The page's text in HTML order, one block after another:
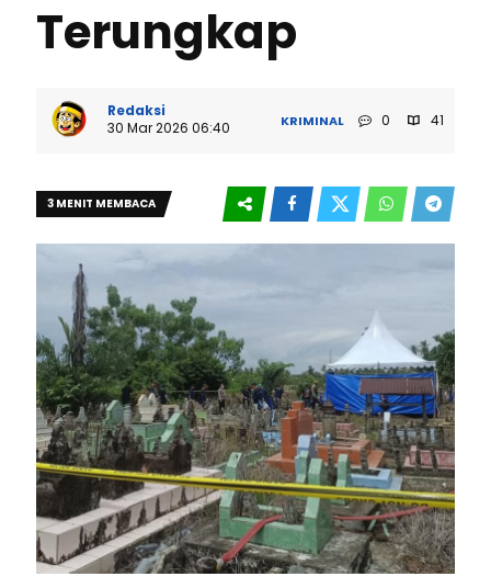
Terungkap
Redaksi
30 Mar 2026 06:40
KRIMINAL 0 41
3 MENIT MEMBACA